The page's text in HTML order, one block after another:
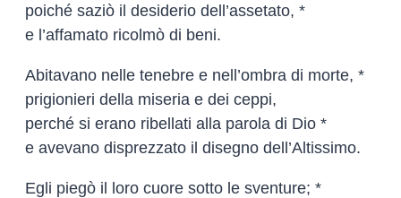
poiché saziò il desiderio dell’assetato, *
e l’affamato ricolmò di beni.
Abitavano nelle tenebre e nell’ombra di morte, *
prigionieri della miseria e dei ceppi,
perché si erano ribellati alla parola di Dio *
e avevano disprezzato il disegno dell’Altissimo.
Egli piegò il loro cuore sotto le sventure; *